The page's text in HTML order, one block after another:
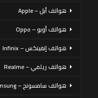
هواتف أبل – Apple
هواتف أوبو – Oppo
هواتف إنفينكس – Infinix
هواتف ريلمي – Realme
هواتف سامسونج – Samsung